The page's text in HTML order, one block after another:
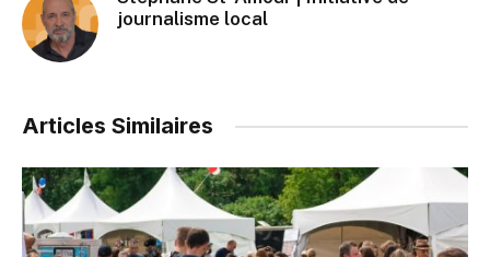
journalisme local
Articles Similaires